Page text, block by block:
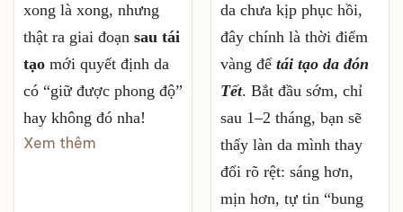
xong là xong, nhưng
thật ra giai đoạn sau tái
tạo mới quyết định da
có “giữ được phong độ”
hay không đó nha!
Xem thêm
da chưa kịp phục hồi,
đây chính là thời điểm
vàng để tái tạo da đón
Tết. Bắt đầu sớm, chỉ
sau 1–2 tháng, bạn sẽ
thấy làn da mình thay
đổi rõ rệt: sáng hơn,
mịn hơn, tự tin “bung